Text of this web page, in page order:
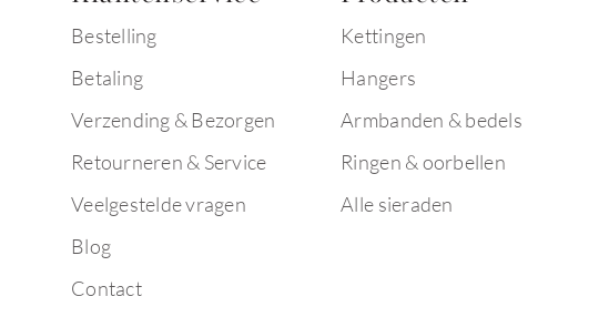
Bestelling
Betaling
Verzending & Bezorgen
Retourneren & Service
Veelgestelde vragen
Blog
Contact
Kettingen
Hangers
Armbanden & bedels
Ringen & oorbellen
Alle sieraden